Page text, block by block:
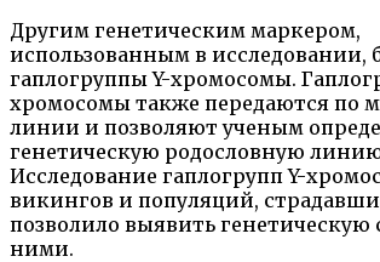
Другим генетическим маркером,
использованным в исследовании,
гаплогруппы Y-хромосомы.
хромосомы также передаются по
линии и позволяют ученым
генетическую родословную
Исследование гаплогрупп Y-
викингов и популяций,
позволило выявить генетическую
ними.